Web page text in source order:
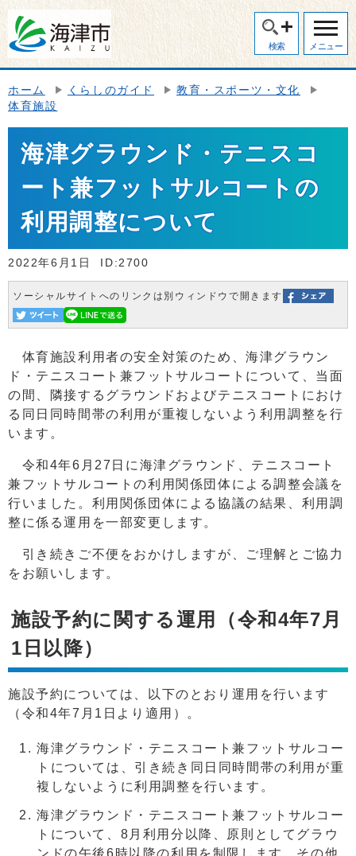
検索 メニュー
ホーム くらしのガイド
教育・スポーツ・文化
体育施設
海津グラウンド・テニスコ
ート兼フットサルコートの
利用調整について
2022年6月1日 ID:2700
ソーシャルサイトへのリンクは別ウィンドウで開きます
体育施設利用者の安全対策のため、海津グラウン
ド・テニスコート兼フットサルコートについて、当面
の間、隣接するグラウンドおよびテニスコートにおけ
る同日同時間帯の利用が重複しないよう利用調整を行
います。
令和4年6月27日に海津グラウンド、テニスコート
兼フットサルコートの利用関係団体による調整会議を
行いました。利用関係団体による協議の結果、利用調
整に係る運用を一部変更します。
引き続きご不便をおかけしますが、ご理解とご協力
をお願いします。
施設予約に関する運用（令和4年7月
1日以降）
施設予約については、以下のとおり運用を行います
（令和4年7月1日より適用）。
海津グラウンド・テニスコート兼フットサルコー
トについては、引き続き同日同時間帯の利用が重
複しないように利用調整を行います。
海津グラウンド・テニスコート兼フットサルコー
トについて、8月利用分以降、原則としてグラウ
ンドの午後6時以降の利用を制限します。その他